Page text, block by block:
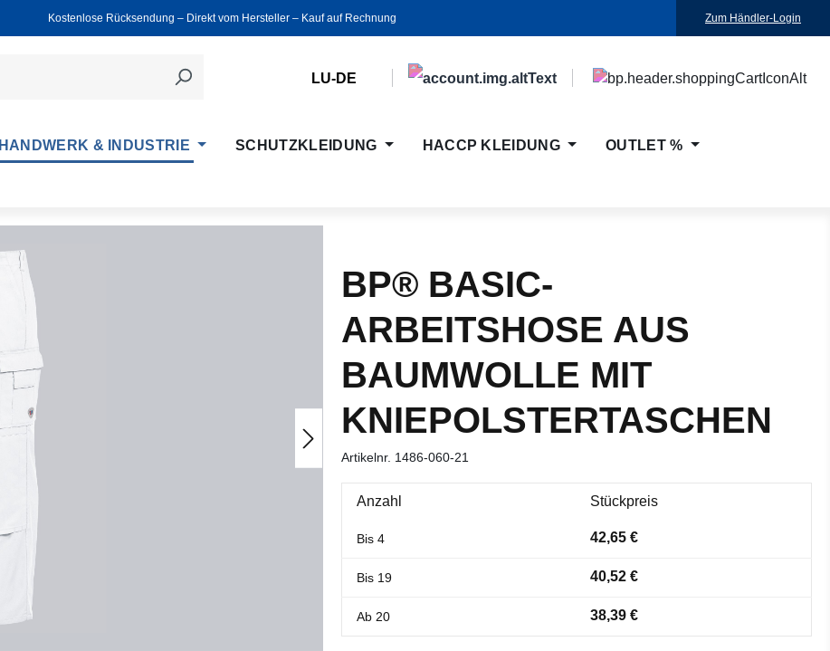
Kostenlose Rücksendung ‒ Direkt vom Hersteller ‒ Kauf auf Rechnung Zum Händler-Login
LU-DE
HANDWERK & INDUSTRIE SCHUTZKLEIDUNG HACCP KLEIDUNG OUTLET %
BP® BASIC-
ARBEITSHOSE AUS
BAUMWOLLE MIT
KNIEPOLSTERTASCHEN
Artikelnr. 1486-060-21
Anzahl Stückpreis
Bis 4 42,65 €
Bis 19 40,52 €
Ab 20 38,39 €